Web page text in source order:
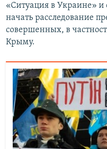
«Ситуация в Украине»
начать расследование
совершенных, в
Крыму.